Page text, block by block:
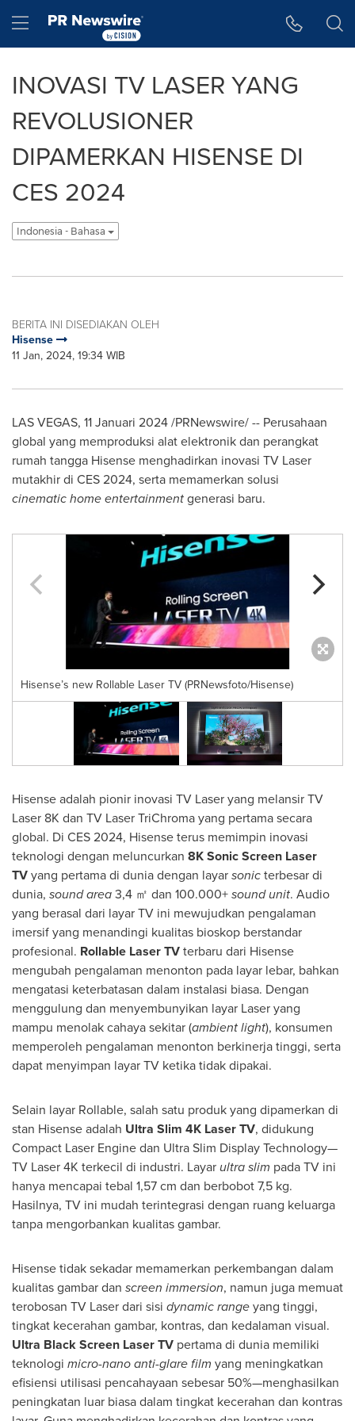
Hamburger menu
INOVASI TV LASER YANG
REVOLUSIONER
DIPAMERKAN HISENSE DI
CES 2024
Indonesia - Bahasa
BERITA INI DISEDIAKAN OLEH
Hisense
11 Jan, 2024, 19:34 WIB
LAS VEGAS, 11 Januari 2024 /PRNewswire/ -- Perusahaan
global yang memproduksi alat elektronik dan perangkat
rumah tangga Hisense menghadirkan inovasi TV Laser
mutakhir di CES 2024, serta memamerkan solusi
cinematichome entertainmentgenerasi baru.
Hisense’s new Rollable Laser TV (PRNewsfoto/Hisense)
Hisense adalah pionir inovasi TV Laser yang melansir TV
Laser 8K dan TV Laser TriChroma yang pertama secara
global. Di CES 2024, Hisense terus memimpin inovasi
teknologi dengan meluncurkan 8KSonic Screen Laser
TVyang pertama di dunia dengan layarsonicterbesar di
dunia, sound area3,4 ㎡ dan 100.000+sound unit. Audio
yang berasal dari layar TV ini mewujudkan pengalaman
imersif yang menandingi kualitas bioskop berstandar
profesional. Rollable Laser TVterbaru dari Hisense
mengubah pengalaman menonton pada layar lebar, bahkan
mengatasi keterbatasan dalam instalasi biasa. Dengan
menggulung dan menyembunyikan layar Laser yang
mampu menolak cahaya sekitar (ambient light), konsumen
memperoleh pengalaman menonton berkinerja tinggi, serta
dapat menyimpan layar TV ketika tidak dipakai.
Selain layar Rollable, salah satu produk yang dipamerkan di
stan Hisense adalah Ultra Slim 4K Laser TV, didukung
Compact Laser Engine dan Ultra Slim Display Technology—
TV Laser4K terkecil di industri. Layarultra slim pada TV ini
hanya mencapai tebal 1,57 cm dan berbobot 7,5 kg.
Hasilnya, TV ini mudah terintegrasi dengan ruang keluarga
tanpa mengorbankan kualitas gambar.
Hisense tidak sekadar memamerkan perkembangan dalam
kualitas gambar dan screen immersion, namun juga memuat
terobosan TV Laser dari sisi dynamic rangeyang tinggi,
tingkat kecerahan gambar, kontras, dan kedalaman visual.
Ultra Black Screen Laser TV pertama di dunia memiliki
teknologi micro-nanoanti-glare film yang meningkatkan
efisiensi utilisasi pencahayaan sebesar 50%—menghasilkan
peningkatan luar biasa dalam tingkat kecerahan dan kontras